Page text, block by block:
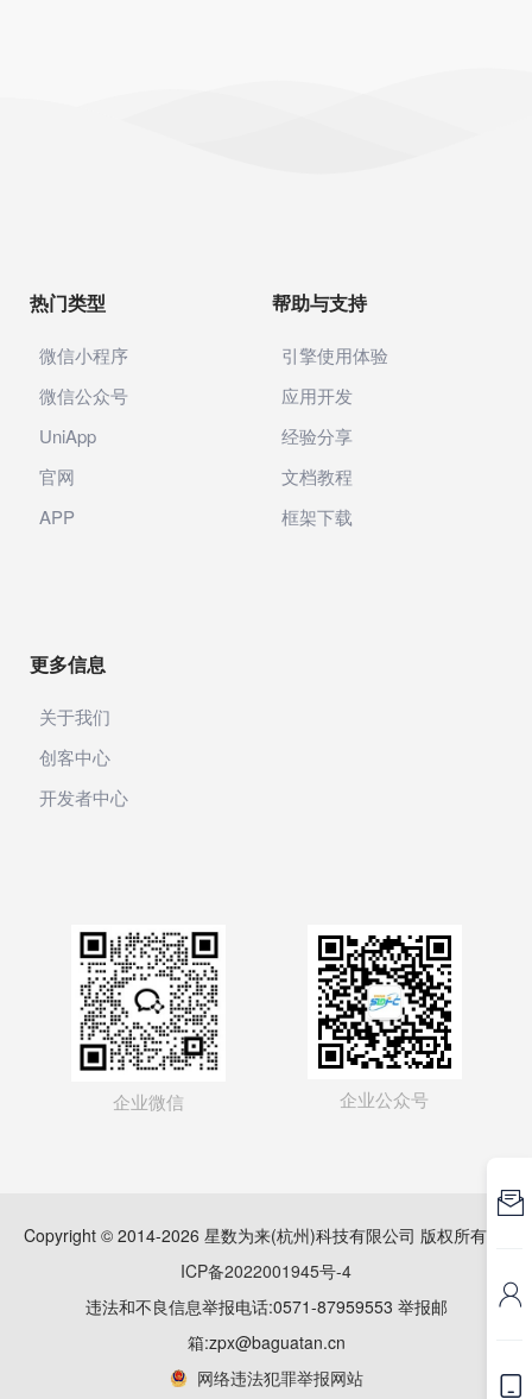
热门类型
微信小程序
微信公众号
UniApp
官网
APP
帮助与支持
引擎使用体验
应用开发
经验分享
文档教程
框架下载
更多信息
关于我们
创客中心
开发者中心
企业微信 企业公众号
Copyright © 2014-2026 星数为来(杭州)科技有限公司 版权所有
ICP备2022001945号-4
违法和不良信息举报电话:0571-87959553 举报邮
箱:zpx@baguatan.cn
网络违法犯罪举报网站


